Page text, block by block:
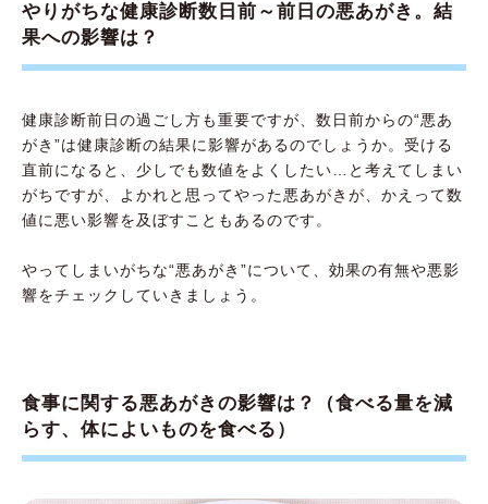
やりがちな健康診断数日前～前日の悪あがき。結
果への影響は？
健康診断前日の過ごし方も重要ですが、数日前からの“悪あ
がき”は健康診断の結果に影響があるのでしょうか。受ける
直前になると、少しでも数値をよくしたい…と考えてしまい
がちですが、よかれと思ってやった悪あがきが、かえって数
値に悪い影響を及ぼすこともあるのです。
やってしまいがちな“悪あがき”について、効果の有無や悪影
響をチェックしていきましょう。
食事に関する悪あがきの影響は？（食べる量を減
らす、体によいものを食べる）